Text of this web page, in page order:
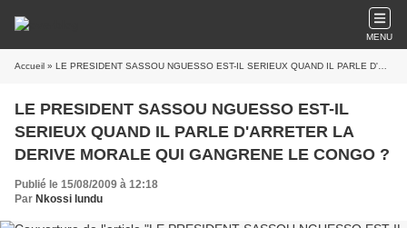
MENU
Accueil » LE PRESIDENT SASSOU NGUESSO EST-IL SERIEUX QUAND IL PARLE D'ARRETER LA DERIVE MORALE QUI GANGRENE LE CONGO ?
LE PRESIDENT SASSOU NGUESSO EST-IL
SERIEUX QUAND IL PARLE D'ARRETER LA
DERIVE MORALE QUI GANGRENE LE CONGO ?
Publié le 15/08/2009 à 12:18
Par Nkossi lundu